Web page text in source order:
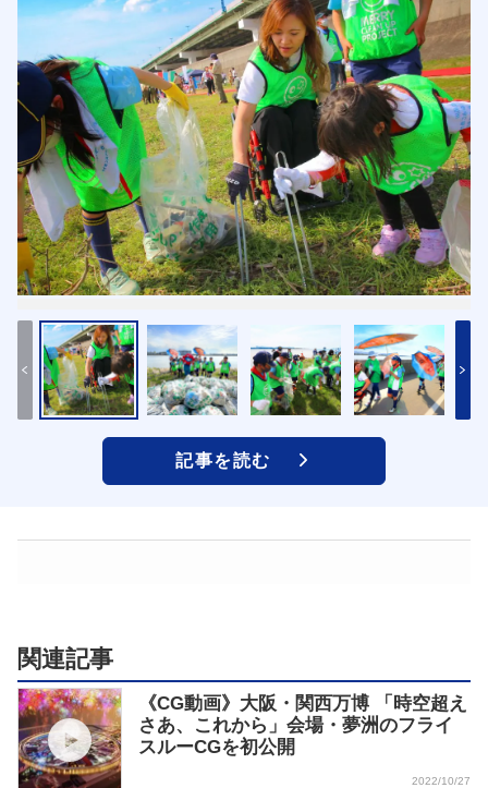
記事を読む
関連記事
《CG動画》大阪・関西万博 「時空超え
さあ、これから」会場・夢洲のフライ
スルーCGを初公開
2022/10/27